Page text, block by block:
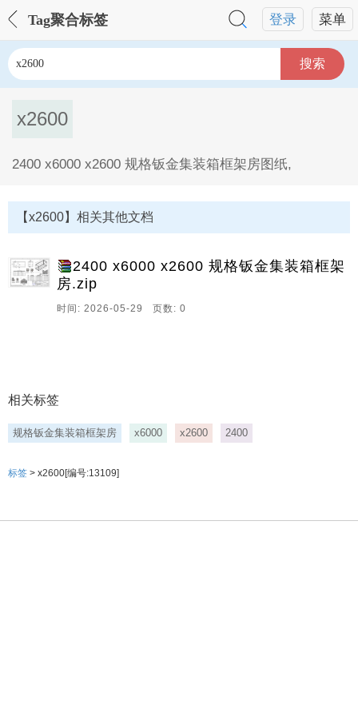
菜单
登录
Tag聚合标签
搜索
x2600
2400 x6000 x2600 规格钣金集装箱框架房图纸,
【x2600】相关其他文档
2400 x6000 x2600 规格钣金集装箱框架
房.zip
时间: 2026-05-29 页数: 0
相关标签
规格钣金集装箱框架房 x6000 x2600 2400
标签 > x2600[编号:13109]